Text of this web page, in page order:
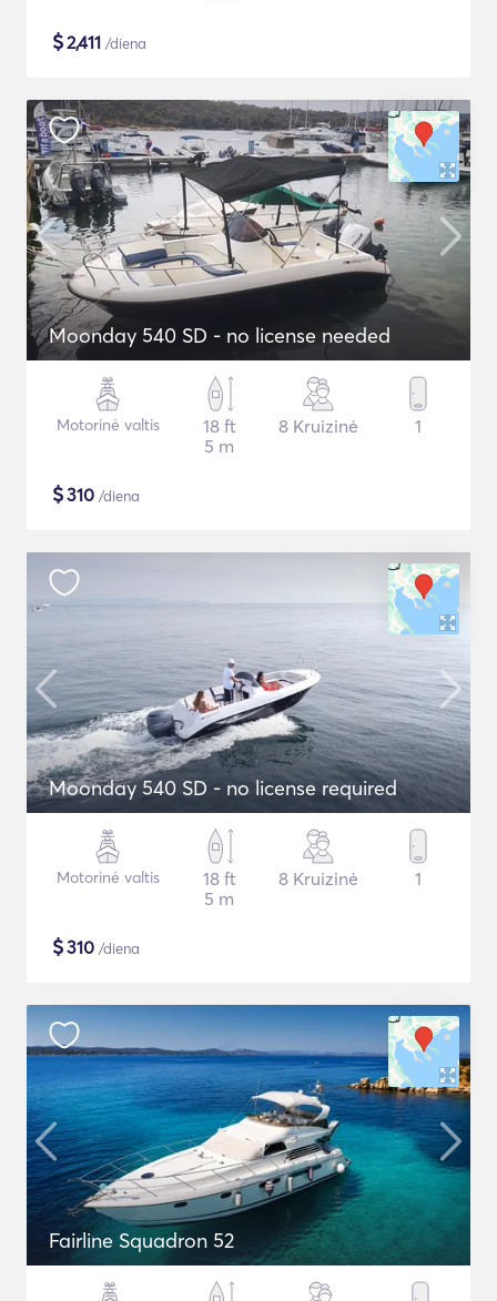
$2,411 /diena
Moonday 540 SD - no license needed
Motorinė valtis
18 ft
5 m
8 Kruizinė 1
$310 /diena
Moonday 540 SD - no license required
Motorinė valtis
18 ft
5 m
8 Kruizinė 1
$310 /diena
Fairline Squadron 52